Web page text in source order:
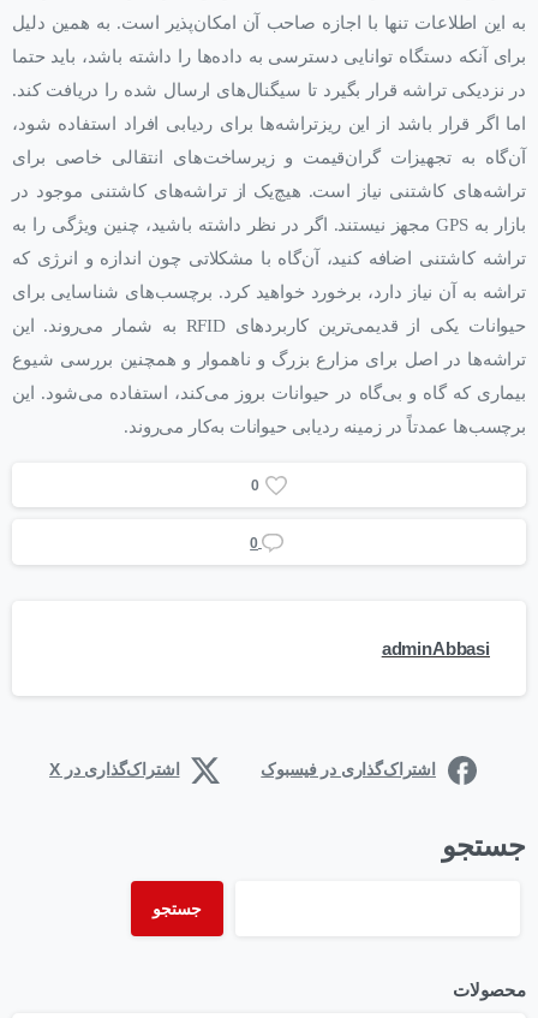
به این اطلاعات تنها با اجازه صاحب آن امکان‌پذیر است. به همین دلیل
برای آنکه دستگاه توانایی دسترسی به داده‌ها را داشته باشد، باید حتما
در نزدیکی تراشه قرار بگیرد تا سیگنال‌های ارسال شده را دریافت کند.
اما اگر قرار باشد از این ریزتراشه‌ها برای ردیابی افراد استفاده شود،
آن‌گاه به تجهیزات گران‌قیمت و زیرساخت‌های انتقالی خاصی برای
تراشه‌های کاشتنی نیاز است. هیچ‌یک از تراشه‌های کاشتنی موجود در
بازار به GPS مجهز نیستند. اگر در نظر داشته باشید، چنین ویژگی را به
تراشه کاشتنی اضافه کنید، آن‌گاه با مشکلاتی چون اندازه و انرژی که
تراشه به آن نیاز دارد، برخورد خواهید کرد. برچسب‌های شناسایی برای
حیوانات یکی از قدیمی‌ترین کاربردهای RFID به شمار می‌روند. این
تراشه‌ها در اصل برای مزارع بزرگ و ناهموار و همچنین بررسی شیوع
بیماری که گاه ‌و بی‌گاه در حیوانات بروز می‌کند، استفاده می‌شود. این
برچسب‌ها عمدتاً در زمینه ردیابی حیوانات به‌کار می‌روند.
0
0
adminAbbasi
اشتراک‌گذاری در فیسبوک اشتراک‌گذاری در X
جستجو
جستجو
محصولات